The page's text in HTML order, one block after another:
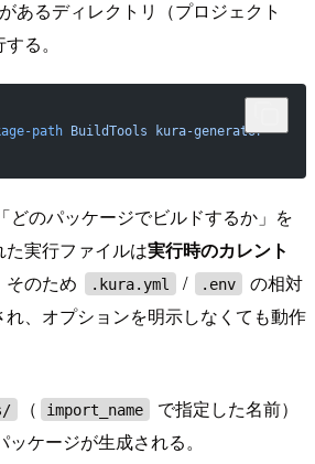
があるディレクトリ（プロジェクト
る。
path BuildTools kura-generator
どのパッケージでビルドするか」を
実行ファイルは実行時のカレント
そのため .kura.yml / .env
の相対
、オプションを明示しなくても動作
（ import_name
で指定した名前）
ケージが生成される。